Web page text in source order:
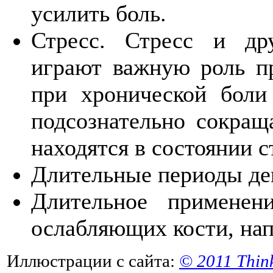
усилить боль.
Стресс. Стресс и
играют важную роль
при хронической
подсознательно
находятся в состоянии
Длительные периоды
Длительное
ослабляющих кости,
Иллюстрации с сайта: © 2011